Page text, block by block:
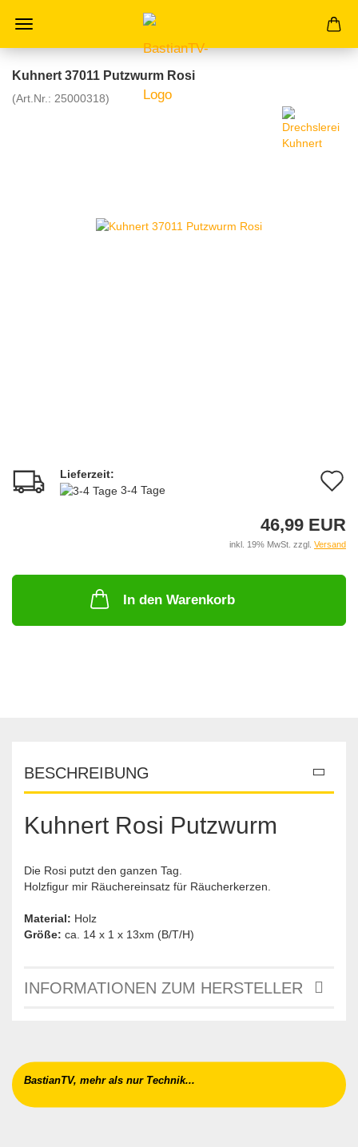
Kuhnert 37011 Putzwurm Rosi
(Art.Nr.: 25000318)
Lieferzeit:
3-4 Tage
46,99 EUR
inkl. 19% MwSt. zzgl. Versand
In den Warenkorb
BESCHREIBUNG
Kuhnert Rosi Putzwurm
Die Rosi putzt den ganzen Tag.
Holzfigur mir Räuchereinsatz für Räucherkerzen.
Material: Holz
Größe: ca. 14 x 1 x 13xm (B/T/H)
INFORMATIONEN ZUM HERSTELLER
BastianTV, mehr als nur Technik...